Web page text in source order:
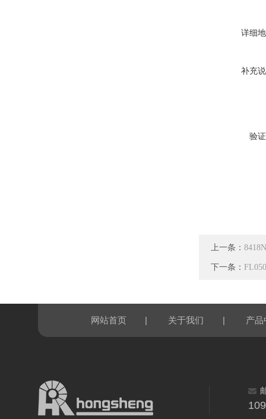
详细
补充
验
上一条：
下一条：
网站首页 | 关于我们 | 产品